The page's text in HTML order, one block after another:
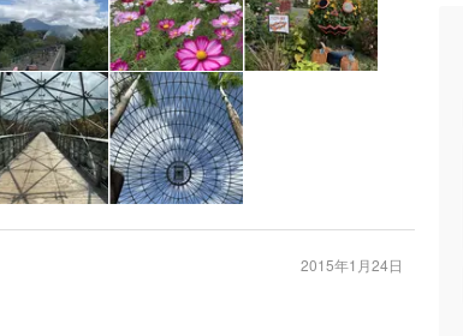
2015年1月24日